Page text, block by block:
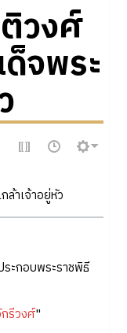
วงศ์
จพระ
าเจ้าอยู่หัว
ะกอบพระราชพิธี
รีวงศ์"